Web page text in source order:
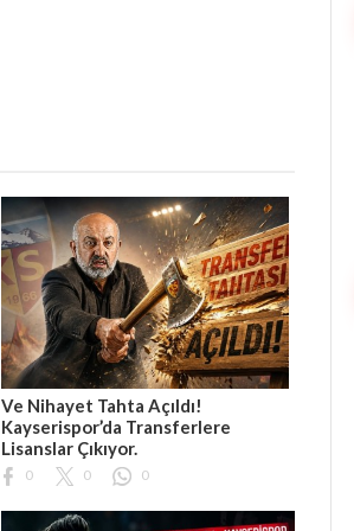
Ve Nihayet Tahta Açıldı!
Kayserispor’da Transferlere
Lisanslar Çıkıyor.
0 0 0